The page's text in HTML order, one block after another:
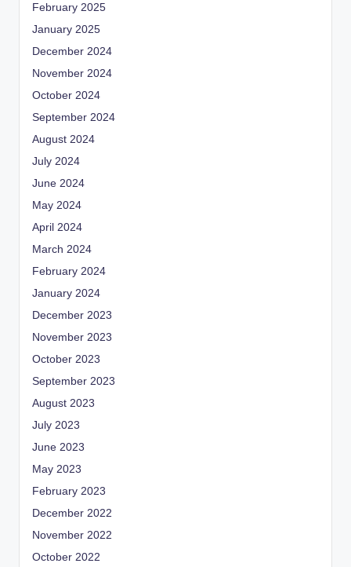
February 2025
January 2025
December 2024
November 2024
October 2024
September 2024
August 2024
July 2024
June 2024
May 2024
April 2024
March 2024
February 2024
January 2024
December 2023
November 2023
October 2023
September 2023
August 2023
July 2023
June 2023
May 2023
February 2023
December 2022
November 2022
October 2022